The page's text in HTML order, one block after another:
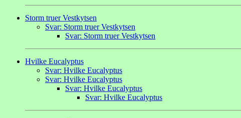
Storm truer Vestkytsen
Svar: Storm truer Vestkytsen
Svar: Storm truer Vestkytsen
Hvilke Eucalyptus
Svar: Hvilke Eucalyptus
Svar: Hvilke Eucalyptus
Svar: Hvilke Eucalyptus
Svar: Hvilke Eucalyptus